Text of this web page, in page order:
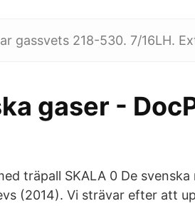
gassvets 218-530. 7/16LH.
gaser -
träpall SKALA 0 De
(2014). Vi strävar efter att